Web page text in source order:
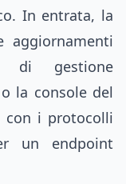
In entrata, la
aggiornamenti
di gestione
la console del
con i protocolli
un endpoint